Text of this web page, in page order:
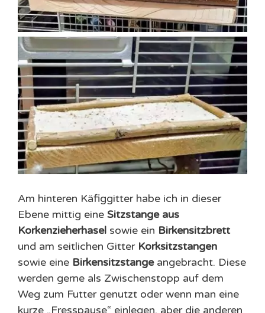
Am hinteren Käfiggitter habe ich in dieser
Ebene mittig eine Sitzstange aus
Korkenzieherhasel sowie ein Birkensitzbrett
und am seitlichen Gitter Korksitzstangen
sowie eine Birkensitzstange angebracht. Diese
werden gerne als Zwischenstopp auf dem
Weg zum Futter genutzt oder wenn man eine
kurze „Fresspause“ einlegen, aber die anderen